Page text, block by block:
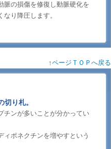
脈の損傷を修復し動脈硬化を
り降圧します。
↑ページＴＯＰへ戻る
り札。
チンが多いことが分かってい
ポネクチンを増やすという